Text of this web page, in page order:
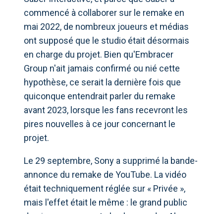
commencé à collaborer sur le remake en
mai 2022, de nombreux joueurs et médias
ont supposé que le studio était désormais
en charge du projet. Bien qu'Embracer
Group n'ait jamais confirmé ou nié cette
hypothèse, ce serait la dernière fois que
quiconque entendrait parler du remake
avant 2023, lorsque les fans recevront les
pires nouvelles à ce jour concernant le
projet.
Le 29 septembre, Sony a supprimé la bande-
annonce du remake de YouTube. La vidéo
était techniquement réglée sur « Privée »,
mais l'effet était le même : le grand public